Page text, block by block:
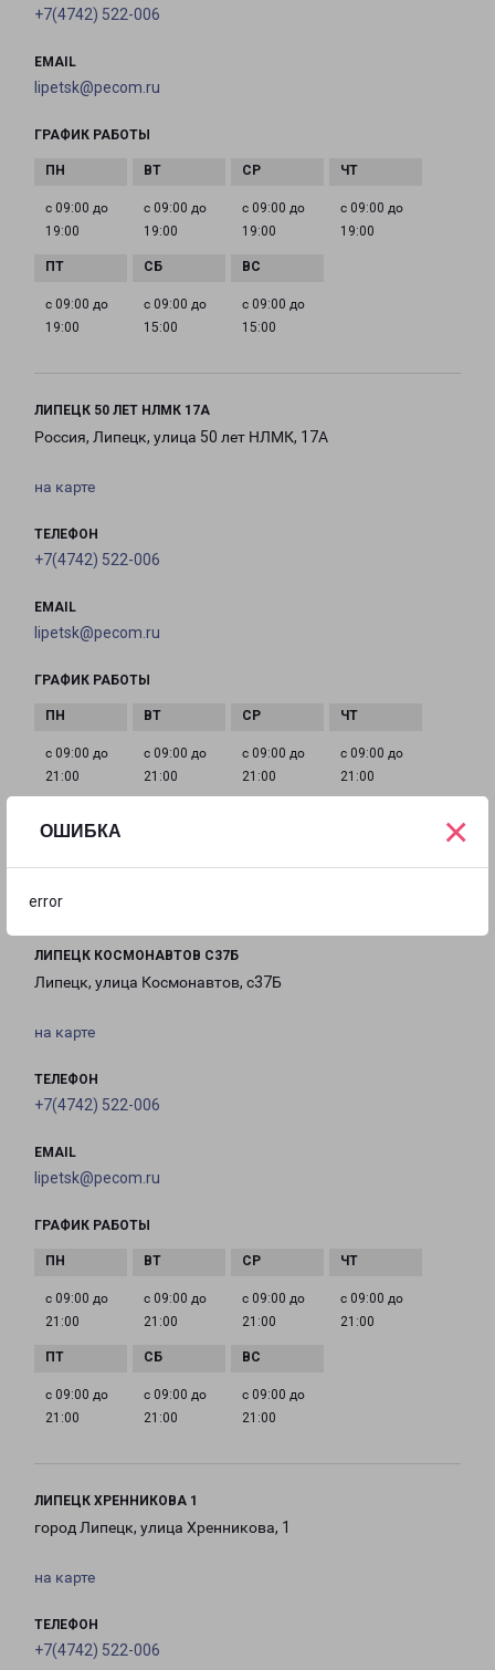
ОШИБКА
error
×
+7(4742) 522-006
EMAIL
lipetsk@pecom.ru
ГРАФИК РАБОТЫ
с 09:00 до
19:00
с 09:00 до
19:00
с 09:00 до
19:00
с 09:00 до
19:00
с 09:00 до
19:00
с 09:00 до
15:00
с 09:00 до
15:00
ЛИПЕЦК 50 ЛЕТ НЛМК 17А
Россия, Липецк, улица 50 лет НЛМК, 17А
на карте
ТЕЛЕФОН
+7(4742) 522-006
EMAIL
lipetsk@pecom.ru
ГРАФИК РАБОТЫ
с 09:00 до
21:00
с 09:00 до
21:00
с 09:00 до
21:00
с 09:00 до
21:00
21:00
21:00
21:00
ЛИПЕЦК КОСМОНАВТОВ С37Б
Липецк, улица Космонавтов, с37Б
на карте
ТЕЛЕФОН
+7(4742) 522-006
EMAIL
lipetsk@pecom.ru
ГРАФИК РАБОТЫ
с 09:00 до
21:00
с 09:00 до
21:00
с 09:00 до
21:00
с 09:00 до
21:00
с 09:00 до
21:00
с 09:00 до
21:00
с 09:00 до
21:00
ЛИПЕЦК ХРЕННИКОВА 1
город Липецк, улица Хренникова, 1
на карте
ТЕЛЕФОН
+7(4742) 522-006